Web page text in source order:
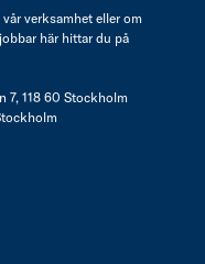
verksamhet eller om
här hittar du på
7, 118 60 Stockholm